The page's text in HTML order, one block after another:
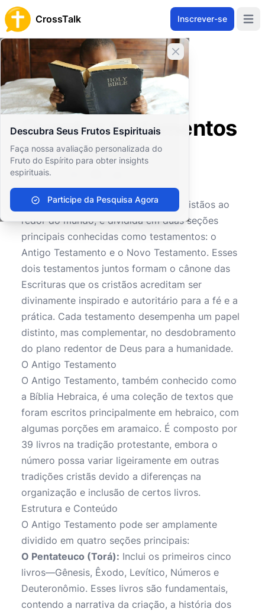
CrossTalk Inscrever-se
Fechar banner
Descubra Seus Frutos Espirituais
Faça nossa avaliação personalizada do
Fruto do Espírito para obter insights
espirituais.
Participe da Pesquisa Agora
Home
Arquivo de Perguntas
Estudos Bíblicos
Hermenêutica Bíblica
Quantos testamentos há na Bíblia?
Quantos testamentos
há na Bíblia?
0 0 117
A Bíblia, um texto sagrado para os cristãos ao
redor do mundo, é dividida em duas seções
principais conhecidas como testamentos: o
Antigo Testamento e o Novo Testamento. Esses
dois testamentos juntos formam o cânone das
Escrituras que os cristãos acreditam ser
divinamente inspirado e autoritário para a fé e a
prática. Cada testamento desempenha um papel
distinto, mas complementar, no desdobramento
do plano redentor de Deus para a humanidade.
O Antigo Testamento
O Antigo Testamento, também conhecido como
a Bíblia Hebraica, é uma coleção de textos que
foram escritos principalmente em hebraico, com
algumas porções em aramaico. É composto por
39 livros na tradição protestante, embora o
número possa variar ligeiramente em outras
tradições cristãs devido a diferenças na
organização e inclusão de certos livros.
Estrutura e Conteúdo
O Antigo Testamento pode ser amplamente
dividido em quatro seções principais:
O Pentateuco (Torá): Inclui os primeiros cinco
livros—Gênesis, Êxodo, Levítico, Números e
Deuteronômio. Esses livros são fundamentais,
contendo a narrativa da criação, a história dos